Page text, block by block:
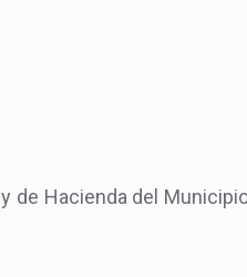
Hacienda del